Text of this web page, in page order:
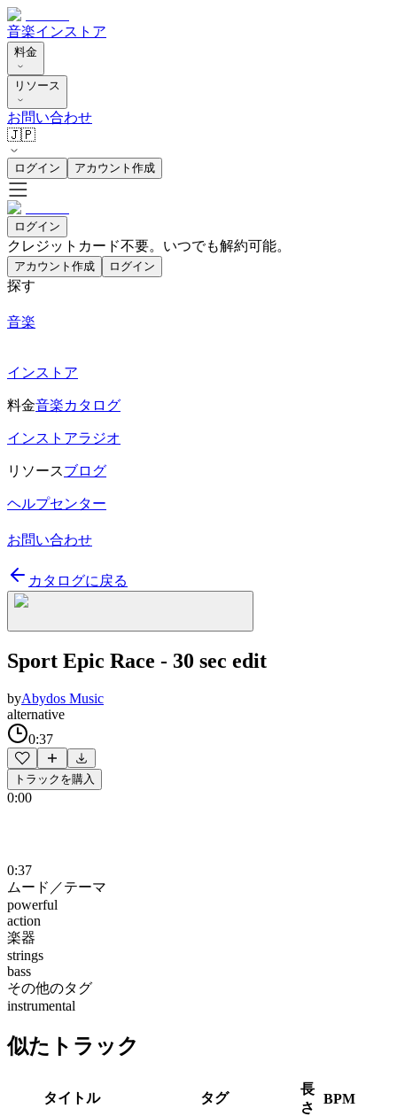
音楽インストア
料金
リソース
お問い合わせ
🇯🇵
ログイン アカウント作成
ログイン
クレジットカード不要。いつでも解約可能。
アカウント作成 ログイン
探す
音楽
インストア
料金音楽カタログ
インストアラジオ
リソースブログ
ヘルプセンター
お問い合わせ
カタログに戻る
Sport Epic Race - 30 sec edit
byAbydos Music
alternative
0:37
トラックを購入
0:00
0:37
ムード／テーマ
powerful
action
楽器
strings
bass
その他のタグ
instrumental
似たトラック
タイトル タグ
長
さ
BPM